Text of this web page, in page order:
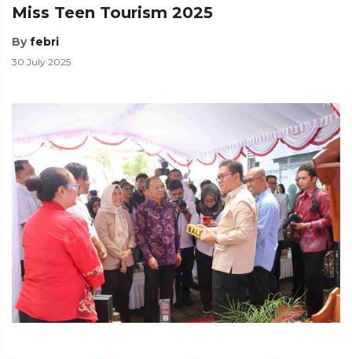
Miss Teen Tourism 2025
Byfebri
30 July 2025